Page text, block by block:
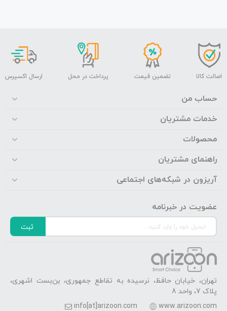
اصالت کالا تضمین قیمت پرداخت در محل ارسال اکسپرس
حساب من
خدمات مشتریان
محصولات
راهنمای مشتریان
آریزون در شبکه‌های اجتماعی
عضویت در خبرنامه
ثبت
تهران، خیابان حافظ، نرسیده به تقاطع جمهوری، بن‌بست اشهری،
پلاک 7، واحد 8
www.arizoon.com
info[at]arizoon.com